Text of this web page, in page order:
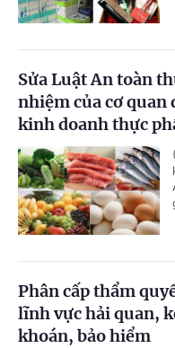
Sửa Luật An toàn
nhiệm của cơ quan
kinh doanh thực
Phân cấp thẩm
lĩnh vực hải quan,
khoán, bảo hiểm